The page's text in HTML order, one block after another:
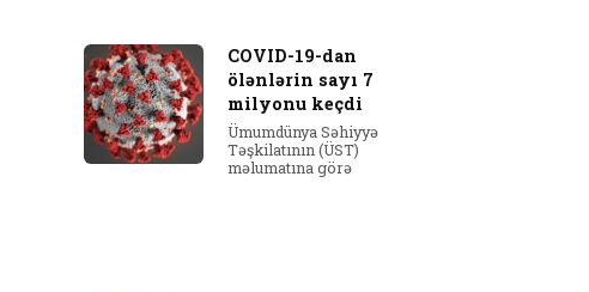
COVID-19-dan
ölənlərin sayı 7
milyonu keçdi
Ümumdünya Səhiyyə
Təşkilatının (ÜST)
məlumatına görə